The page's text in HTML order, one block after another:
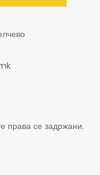
права се задржани.